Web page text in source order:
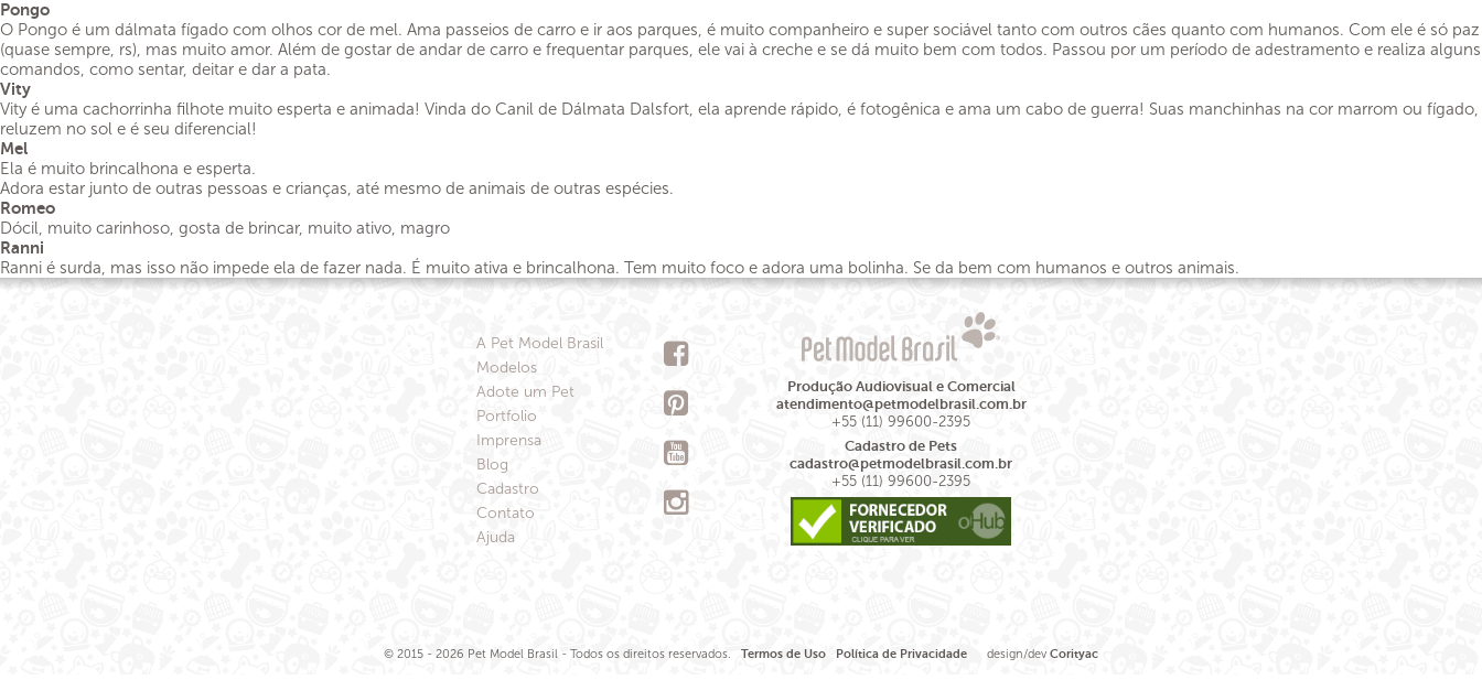
Pongo
O Pongo é um dálmata fígado com olhos cor de mel. Ama passeios de carro e ir aos parques, é muito companheiro e super sociável tanto com outros cães quanto com humanos. Com ele é só paz
(quase sempre, rs), mas muito amor. Além de gostar de andar de carro e frequentar parques, ele vai à creche e se dá muito bem com todos. Passou por um período de adestramento e realiza alguns
comandos, como sentar, deitar e dar a pata.
Vity
Vity é uma cachorrinha filhote muito esperta e animada! Vinda do Canil de Dálmata Dalsfort, ela aprende rápido, é fotogênica e ama um cabo de guerra! Suas manchinhas na cor marrom ou fígado,
reluzem no sol e é seu diferencial!
Mel
Ela é muito brincalhona e esperta.
Adora estar junto de outras pessoas e crianças, até mesmo de animais de outras espécies.
Romeo
Dócil, muito carinhoso, gosta de brincar, muito ativo, magro
Ranni
Ranni é surda, mas isso não impede ela de fazer nada. É muito ativa e brincalhona. Tem muito foco e adora uma bolinha. Se da bem com humanos e outros animais.
A Pet Model Brasil
Modelos
Adote um Pet
Portfolio
Imprensa
Blog
Cadastro
Contato
Ajuda
Produção Audiovisual e Comercial
atendimento@petmodelbrasil.com.br
+55 (11) 99600-2395
Cadastro de Pets
cadastro@petmodelbrasil.com.br
+55 (11) 99600-2395
© 2015 - 2026 Pet Model Brasil - Todos os direitos reservados. Termos de Uso Política de Privacidade design/dev Corityac